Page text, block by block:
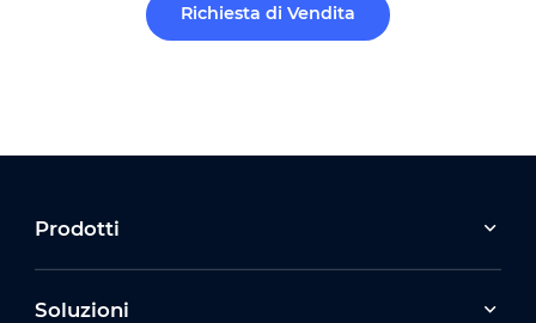
Richiesta di Vendita
Prodotti
Soluzioni